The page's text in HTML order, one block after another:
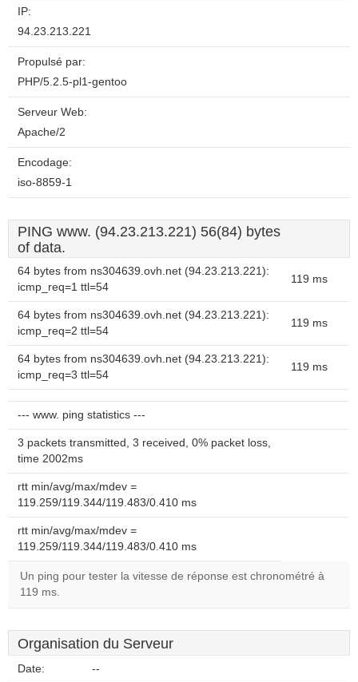
IP:
94.23.213.221
Propulsé par:
PHP/5.2.5-pl1-gentoo
Serveur Web:
Apache/2
Encodage:
iso-8859-1
PING www. (94.23.213.221) 56(84) bytes
of data.
64 bytes from ns304639.ovh.net (94.23.213.221):
icmp_req=1 ttl=54
119 ms
64 bytes from ns304639.ovh.net (94.23.213.221):
icmp_req=2 ttl=54
119 ms
64 bytes from ns304639.ovh.net (94.23.213.221):
icmp_req=3 ttl=54
119 ms
--- www. ping statistics ---
3 packets transmitted, 3 received, 0% packet loss,
time 2002ms
rtt min/avg/max/mdev =
119.259/119.344/119.483/0.410 ms
rtt min/avg/max/mdev =
119.259/119.344/119.483/0.410 ms
Un ping pour tester la vitesse de réponse est chronométré à
119 ms.
Organisation du Serveur
Date: --